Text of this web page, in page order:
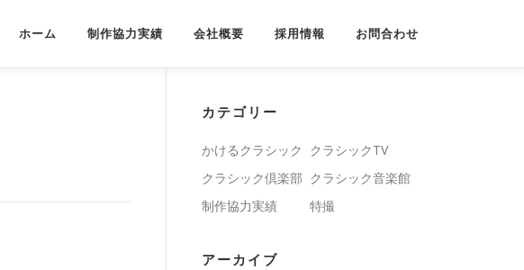
ホーム 制作協力実績 会社概要 採用情報 お問合わせ
カテゴリー
かけるクラシック クラシックTV
クラシック倶楽部 クラシック音楽館
制作協力実績
特撮
アーカイブ